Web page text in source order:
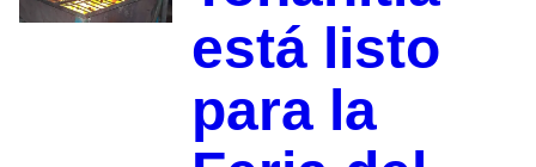
está listo
para la